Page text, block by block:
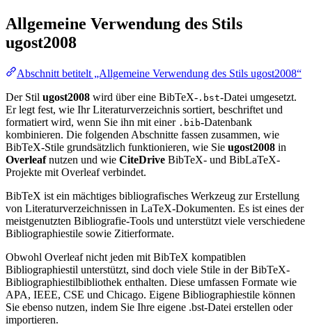
Allgemeine Verwendung des Stils
ugost2008
Abschnitt betitelt „Allgemeine Verwendung des Stils ugost2008“
Der Stil ugost2008 wird über eine BibTeX- .bst-Datei umgesetzt.
Er legt fest, wie Ihr Literaturverzeichnis sortiert, beschriftet und
formatiert wird, wenn Sie ihn mit einer .bib-Datenbank
kombinieren. Die folgenden Abschnitte fassen zusammen, wie
BibTeX-Stile grundsätzlich funktionieren, wie Sie ugost2008 in
Overleafnutzen und wie CiteDrive BibTeX- und BibLaTeX-
Projekte mit Overleaf verbindet.
BibTeX ist ein mächtiges bibliografisches Werkzeug zur Erstellung
von Literaturverzeichnissen in LaTeX-Dokumenten. Es ist eines der
meistgenutzten Bibliografie-Tools und unterstützt viele verschiedene
Bibliographiestile sowie Zitierformate.
Obwohl Overleaf nicht jeden mit BibTeX kompatiblen
Bibliographiestil unterstützt, sind doch viele Stile in der BibTeX-
Bibliographiestilbibliothek enthalten. Diese umfassen Formate wie
APA, IEEE, CSE und Chicago. Eigene Bibliographiestile können
Sie ebenso nutzen, indem Sie Ihre eigene .bst-Datei erstellen oder
importieren.